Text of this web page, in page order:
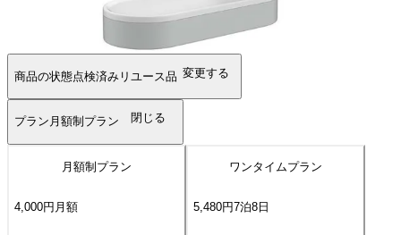
商品の状態点検済みリユース品 変更する
プラン 月額制プラン 閉じる
月額制プラン
4,000円 月額
ワンタイムプラン
5,480円7泊8日